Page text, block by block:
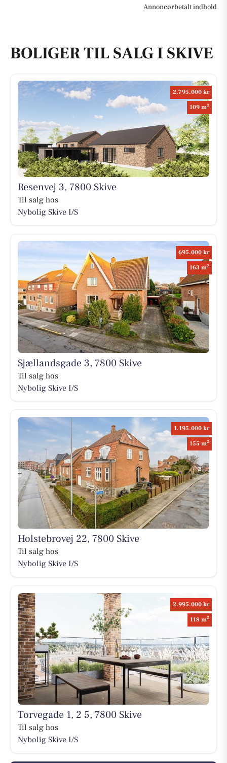
Annoncørbetalt indhold
BOLIGER TIL SALG I SKIVE
2.795.000 kr
109 m2
Resenvej 3, 7800 Skive
Til salg hos
Nybolig Skive I/S
695.000 kr
163 m2
Sjællandsgade 3, 7800 Skive
Til salg hos
Nybolig Skive I/S
1.195.000 kr
155 m2
Holstebrovej 22, 7800 Skive
Til salg hos
Nybolig Skive I/S
2.995.000 kr
118 m2
Torvegade 1, 2 5, 7800 Skive
Til salg hos
Nybolig Skive I/S